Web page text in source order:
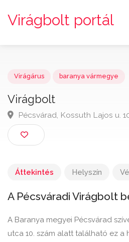
Virágbolt portál
Virágbolt
Pécsvárad, Kossuth Lajos
Áttekintés Helyszín
A Pécsváradi Virágbolt
A Baranya megyei Pécsvárad
utca 10. szám alatt található ez a